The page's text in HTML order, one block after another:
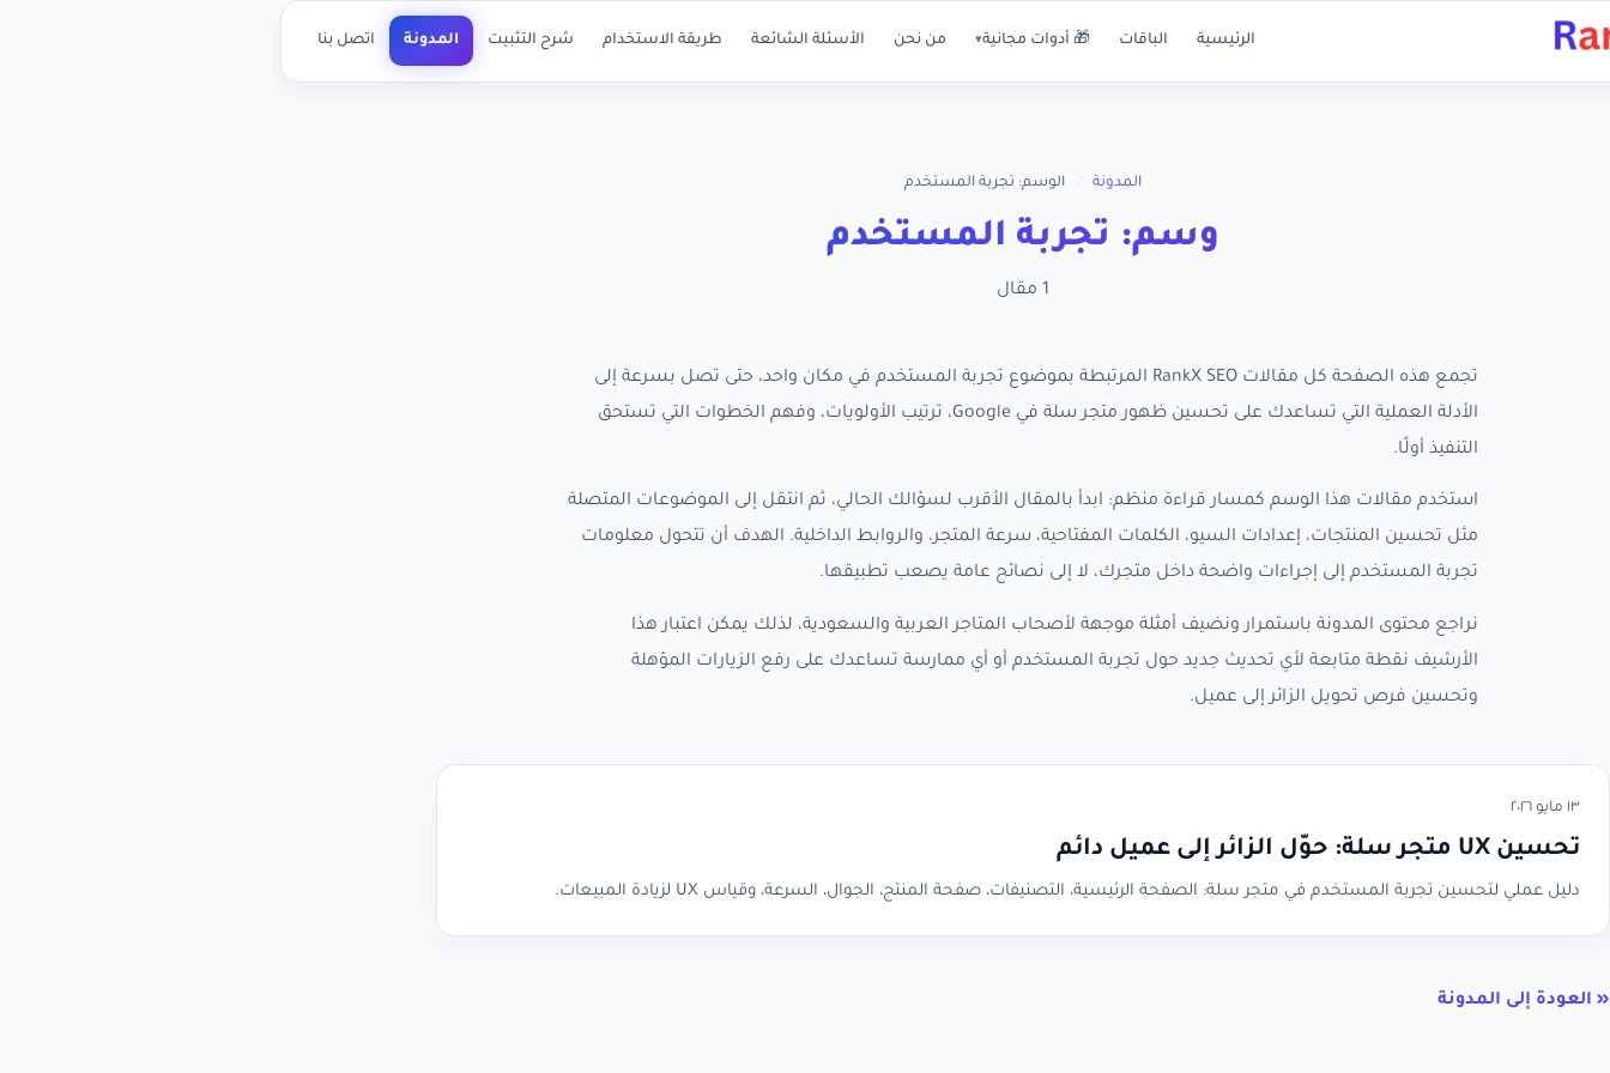
الرئيسية الباقات 🎁 أدوات مجانية▾ من نحن الأسئلة الشائعة طريقة الاستخدام شرح التثبيت المدونة اتصل بنا
المدونة الوسم: تجربة المستخدم
وسم: تجربة المستخدم
1 مقال
تجمع هذه الصفحة كل مقالات RankX SEO المرتبطة بموضوع تجربة المستخدم في مكان واحد، حتى تصل بسرعة إلى
الأدلة العملية التي تساعدك على تحسين ظهور متجر سلة في Google، ترتيب الأولويات، وفهم الخطوات التي تستحق
التنفيذ أولًا.
استخدم مقالات هذا الوسم كمسار قراءة منظم: ابدأ بالمقال الأقرب لسؤالك الحالي، ثم انتقل إلى الموضوعات المتصلة
مثل تحسين المنتجات، إعدادات السيو، الكلمات المفتاحية، سرعة المتجر، والروابط الداخلية. الهدف أن تتحول معلومات
تجربة المستخدم إلى إجراءات واضحة داخل متجرك، لا إلى نصائح عامة يصعب تطبيقها.
نراجع محتوى المدونة باستمرار ونضيف أمثلة موجهة لأصحاب المتاجر العربية والسعودية، لذلك يمكن اعتبار هذا
الأرشيف نقطة متابعة لأي تحديث جديد حول تجربة المستخدم أو أي ممارسة تساعدك على رفع الزيارات المؤهلة
وتحسين فرص تحويل الزائر إلى عميل.
١٣ مايو ٢٠٢٦
تحسين UX متجر سلة: حوّل الزائر إلى عميل دائم
دليل عملي لتحسين تجربة المستخدم في متجر سلة: الصفحة الرئيسية، التصنيفات، صفحة المنتج، الجوال، السرعة، وقياس UX لزيادة المبيعات.
« العودة إلى المدونة